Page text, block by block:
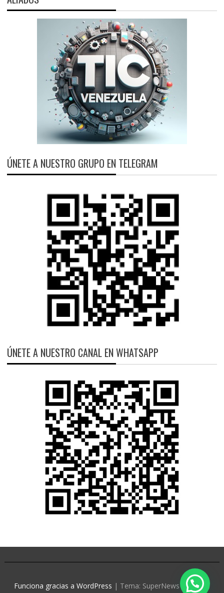
ÚNETE A NUESTRO GRUPO EN TELEGRAM
ÚNETE A NUESTRO CANAL EN WHATSAPP
Funciona gracias a WordPress | Tema: SuperNews deAcme